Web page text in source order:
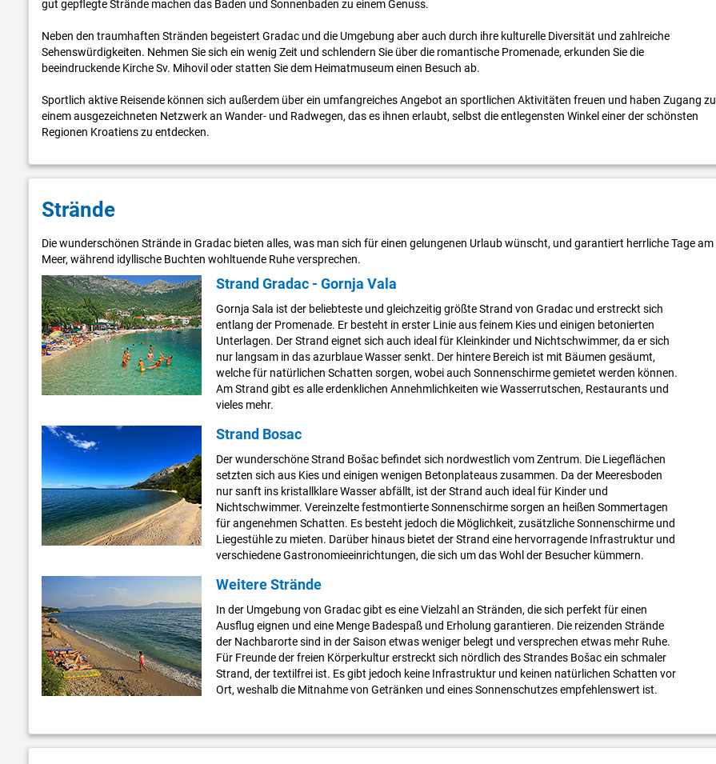
gut gepflegte Strände machen das Baden und Sonnenbaden zu einem Genuss.
Neben den traumhaften Stränden begeistert Gradac und die Umgebung aber auch durch ihre kulturelle Diversität und zahlreiche
Sehenswürdigkeiten. Nehmen Sie sich ein wenig Zeit und schlendern Sie über die romantische Promenade, erkunden Sie die
beeindruckende Kirche Sv. Mihovil oder statten Sie dem Heimatmuseum einen Besuch ab.
Sportlich aktive Reisende können sich außerdem über ein umfangreiches Angebot an sportlichen Aktivitäten freuen und haben Zugang zu
einem ausgezeichneten Netzwerk an Wander- und Radwegen, das es ihnen erlaubt, selbst die entlegensten Winkel einer der schönsten
Regionen Kroatiens zu entdecken.
Strände
Die wunderschönen Strände in Gradac bieten alles, was man sich für einen gelungenen Urlaub wünscht, und garantiert herrliche Tage am
Meer, während idyllische Buchten wohltuende Ruhe versprechen.
Strand Gradac - Gornja Vala
Gornja Sala ist der beliebteste und gleichzeitig größte Strand von Gradac und erstreckt sich
entlang der Promenade. Er besteht in erster Linie aus feinem Kies und einigen betonierten
Unterlagen. Der Strand eignet sich auch ideal für Kleinkinder und Nichtschwimmer, da er sich
nur langsam in das azurblaue Wasser senkt. Der hintere Bereich ist mit Bäumen gesäumt,
welche für natürlichen Schatten sorgen, wobei auch Sonnenschirme gemietet werden können.
Am Strand gibt es alle erdenklichen Annehmlichkeiten wie Wasserrutschen, Restaurants und
vieles mehr.
Strand Bosac
Der wunderschöne Strand Bošac befindet sich nordwestlich vom Zentrum. Die Liegeflächen
setzten sich aus Kies und einigen wenigen Betonplateaus zusammen. Da der Meeresboden
nur sanft ins kristallklare Wasser abfällt, ist der Strand auch ideal für Kinder und
Nichtschwimmer. Vereinzelte festmontierte Sonnenschirme sorgen an heißen Sommertagen
für angenehmen Schatten. Es besteht jedoch die Möglichkeit, zusätzliche Sonnenschirme und
Liegestühle zu mieten. Darüber hinaus bietet der Strand eine hervorragende Infrastruktur und
verschiedene Gastronomieeinrichtungen, die sich um das Wohl der Besucher kümmern.
Weitere Strände
In der Umgebung von Gradac gibt es eine Vielzahl an Stränden, die sich perfekt für einen
Ausflug eignen und eine Menge Badespaß und Erholung garantieren. Die reizenden Strände
der Nachbarorte sind in der Saison etwas weniger belegt und versprechen etwas mehr Ruhe.
Für Freunde der freien Körperkultur erstreckt sich nördlich des Strandes Bošac ein schmaler
Strand, der textilfrei ist. Es gibt jedoch keine Infrastruktur und keinen natürlichen Schatten vor
Ort, weshalb die Mitnahme von Getränken und eines Sonnenschutzes empfehlenswert ist.